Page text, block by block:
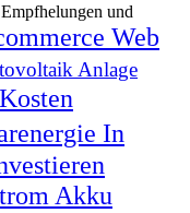
und
Web
Anlage
In
Akku